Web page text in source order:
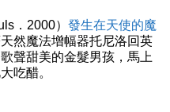
．2000） 發生在天使的魔
然魔法增幅器托尼洛回英
聲甜美的金髮男孩，馬上
吃醋。